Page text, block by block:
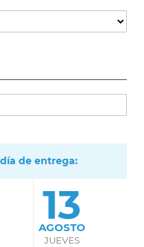
de entrega:
13
AGOSTO
JUEVES